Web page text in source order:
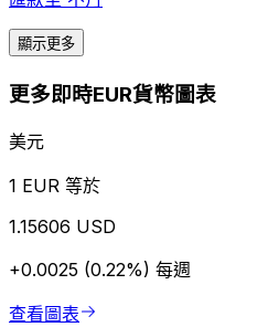
顯示更多
更多即時EUR貨幣圖表
美元
1 EUR 等於
1.15606 USD
+0.0025 (0.22%) 每週
查看圖表